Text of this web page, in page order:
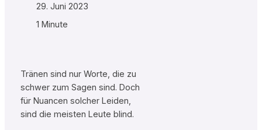
29. Juni 2023
1 Minute
Tränen sind nur Worte, die zu
schwer zum Sagen sind. Doch
für Nuancen solcher Leiden,
sind die meisten Leute blind.